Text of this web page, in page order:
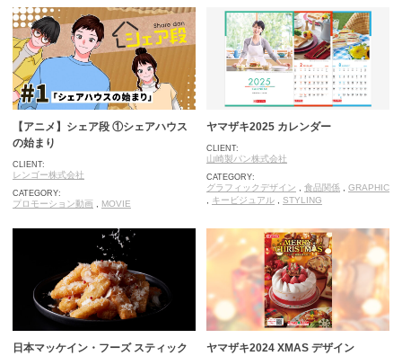
【アニメ】シェア段 ①シェアハウス
の始まり
CLIENT:
レンゴー株式会社
CATEGORY:
プロモーション動画 MOVIE
ヤマザキ2025 カレンダー
CLIENT:
山崎製パン株式会社
CATEGORY:
グラフィックデザイン 食品関係
GRAPHIC
キービジュアル STYLING
日本マッケイン・フーズ スティック
ヤマザキ2024 XMAS デザイン